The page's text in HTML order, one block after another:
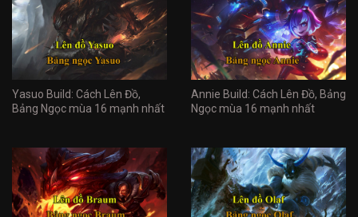
Yasuo Build: Cách Lên Đồ,
Bảng Ngọc mùa 16 mạnh nhất
Annie Build: Cách Lên Đồ, Bảng
Ngọc mùa 16 mạnh nhất